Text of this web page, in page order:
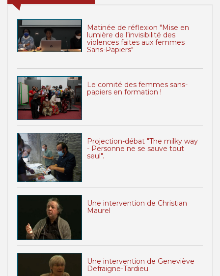
Matinée de réflexion "Mise en
lumière de l’invisibilité des
violences faites aux femmes
Sans-Papiers"
Le comité des femmes sans-
papiers en formation !
Projection-débat "The milky way
- Personne ne se sauve tout
seul".
Une intervention de Christian
Maurel
Une intervention de Geneviève
Defraigne-Tardieu